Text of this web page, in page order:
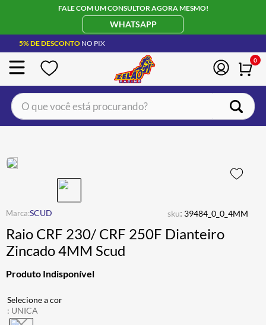
FALE COM UM CONSULTOR AGORA MESMO!
WHATSAPP
5% DE DESCONTO NO PIX
0
O que você está procurando?
SCUD sku: 39484_0_0_4MM
Raio CRF 230/ CRF 250F Dianteiro
Zincado 4MM Scud
Produto Indisponível
: UNICA
JAQUETA
4º ÓCULOS SOLAR
5º LUVA
6º ALPINESTAR
7º BAU
8º CALÇA
9º